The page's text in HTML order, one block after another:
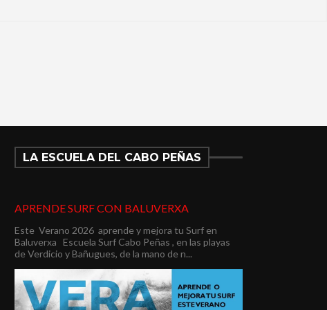
LA ESCUELA DEL CABO PEÑAS
APRENDE SURF CON BALUVERXA
Este Verano 2026 aprende y mejora tu Surf en
Baluverxa Escuela Surf Cabo Peñas , en las playas
de Verdicio y Bañugues, de la mano de n...